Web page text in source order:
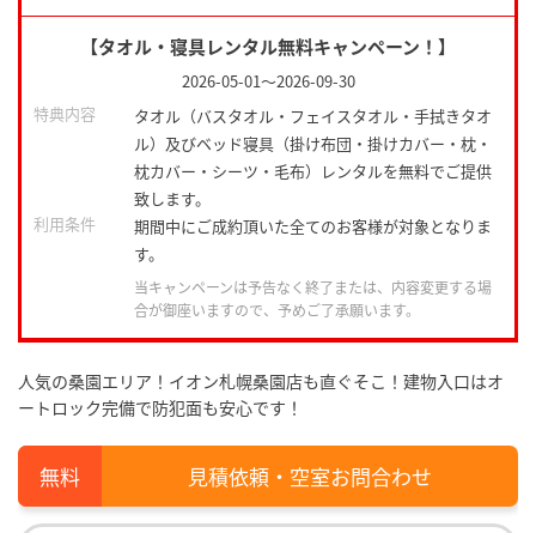
【タオル・寝具レンタル無料キャンペーン！】
2026-05-01～2026-09-30
特典内容
タオル（バスタオル・フェイスタオル・手拭きタオ
ル）及びベッド寝具（掛け布団・掛けカバー・枕・
枕カバー・シーツ・毛布）レンタルを無料でご提供
致します。
利用条件
期間中にご成約頂いた全てのお客様が対象となりま
す。
当キャンペーンは予告なく終了または、内容変更する場
合が御座いますので、予めご了承願います。
人気の桑園エリア！イオン札幌桑園店も直ぐそこ！建物入口はオ
ートロック完備で防犯面も安心です！
見積依頼・空室お問合わせ